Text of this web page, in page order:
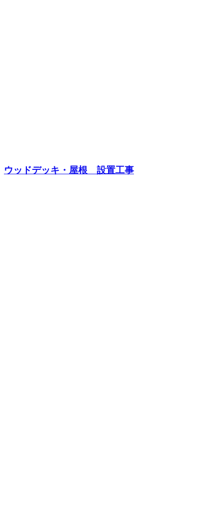
ウッドデッキ・屋根 設置工事